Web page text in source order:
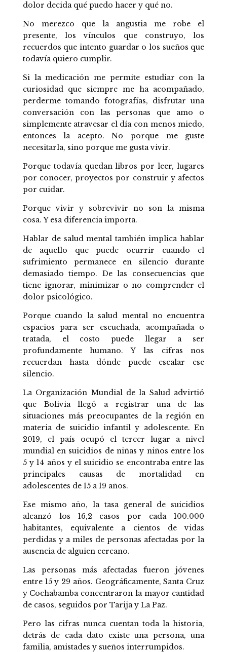
dolor decida qué puedo hacer y qué no.
No merezco que la angustia me robe el
presente, los vínculos que construyo, los
recuerdos que intento guardar o los sueños que
todavía quiero cumplir.
Si la medicación me permite estudiar con la
curiosidad que siempre me ha acompañado,
perderme tomando fotografías, disfrutar una
conversación con las personas que amo o
simplemente atravesar el día con menos miedo,
entonces la acepto. No porque me guste
necesitarla, sino porque me gusta vivir.
Porque todavía quedan libros por leer, lugares
por conocer, proyectos por construir y afectos
por cuidar.
Porque vivir y sobrevivir no son la misma
cosa. Y esa diferencia importa.
Hablar de salud mental también implica hablar
de aquello que puede ocurrir cuando el
sufrimiento permanece en silencio durante
demasiado tiempo. De las consecuencias que
tiene ignorar, minimizar o no comprender el
dolor psicológico.
Porque cuando la salud mental no encuentra
espacios para ser escuchada, acompañada o
tratada, el costo puede llegar a ser
profundamente humano. Y las cifras nos
recuerdan hasta dónde puede escalar ese
silencio.
La Organización Mundial de la Salud advirtió
que Bolivia llegó a registrar una de las
situaciones más preocupantes de la región en
materia de suicidio infantil y adolescente. En
2019, el país ocupó el tercer lugar a nivel
mundial en suicidios de niñas y niños entre los
5 y 14 años y el suicidio se encontraba entre las
principales causas de mortalidad en
adolescentes de 15 a 19 años.
Ese mismo año, la tasa general de suicidios
alcanzó los 16,2 casos por cada 100.000
habitantes, equivalente a cientos de vidas
perdidas y a miles de personas afectadas por la
ausencia de alguien cercano.
Las personas más afectadas fueron jóvenes
entre 15 y 29 años. Geográficamente, Santa Cruz
y Cochabamba concentraron la mayor cantidad
de casos, seguidos por Tarija y La Paz.
Pero las cifras nunca cuentan toda la historia,
detrás de cada dato existe una persona, una
familia, amistades y sueños interrumpidos.